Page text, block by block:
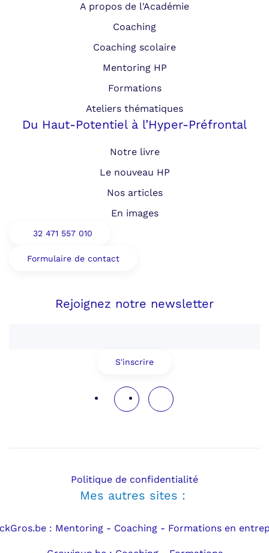
A propos de l'Académie
Coaching
Coaching scolaire
Mentoring HP
Formations
Ateliers thématiques
Du Haut-Potentiel à l’Hyper-Préfrontal
Notre livre
Le nouveau HP
Nos articles
En images
32 471 557 010
Formulaire de contact
Rejoignez notre newsletter
S'inscrire
Politique de confidentialité
Mes autres sites :
: Mentoring - Coaching - Formations en